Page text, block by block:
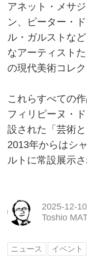
アネット・メサ
ン、ピーター・
ル・ガルストな
なアーティスト
の現代美術コレ
これらすべての
フィリピーヌ・
設された「芸術
2013年からはシ
ルトに常設展示さ
2025-12-10
Toshio
ニュース イベント